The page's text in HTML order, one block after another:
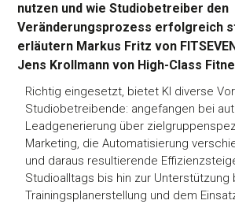
nutzen und wie Studiobetreiber den
Veränderungsprozess erfolgreich
erläutern Markus Fritz von
Jens Krollmann von High-Class
Richtig eingesetzt, bietet KI diverse
Studiobetreibende: angefangen bei
Leadgenerierung über
Marketing, die Automatisierung
und daraus resultierende
Studioalltags bis hin zur Unterstützung
Trainingsplanerstellung und dem